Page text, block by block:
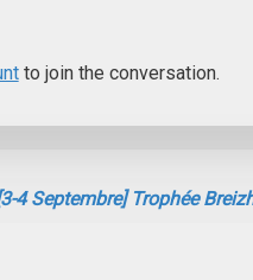
to join the conversation.
4 Septembre] Trophée